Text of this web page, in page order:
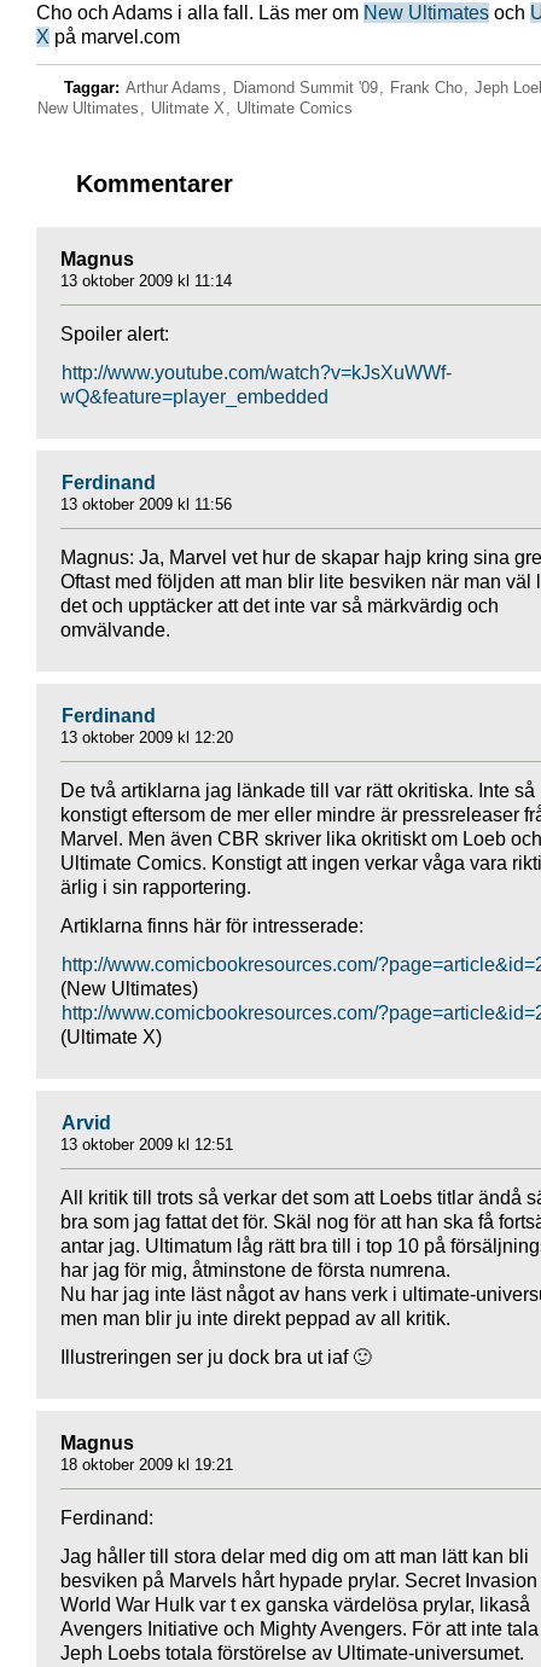
Cho och Adams i alla fall. Läs mer om New Ultimates och
X på marvel.com
Taggar: Arthur Adams , Diamond Summit '09, Frank Cho, Jeph
New Ultimates , Ulitmate X , Ultimate Comics
Kommentarer
Magnus
13 oktober 2009 kl 11:14
Spoiler alert:
http://www.youtube.com/watch?v=kJsXuWWf-
wQ&feature=player_embedded
Ferdinand
13 oktober 2009 kl 11:56
Magnus: Ja, Marvel vet hur de skapar hajp kring sina
Oftast med följden att man blir lite besviken när man väl
det och upptäcker att det inte var så märkvärdig och
omvälvande.
Ferdinand
13 oktober 2009 kl 12:20
De två artiklarna jag länkade till var rätt okritiska. Inte så
konstigt eftersom de mer eller mindre är pressreleaser
Marvel. Men även CBR skriver lika okritiskt om Loeb och
Ultimate Comics. Konstigt att ingen verkar våga vara
ärlig i sin rapportering.
Artiklarna finns här för intresserade:
http://www.comicbookresources.com/
(New Ultimates)
http://www.comicbookresources.com/
(Ultimate X)
Arvid
13 oktober 2009 kl 12:51
All kritik till trots så verkar det som att Loebs titlar ändå
bra som jag fattat det för. Skäl nog för att han ska få
antar jag. Ultimatum låg rätt bra till i top 10 på
har jag för mig, åtminstone de första numrena.
Nu har jag inte läst något av hans verk i ultimate-
men man blir ju inte direkt peppad av all kritik.
Illustreringen ser ju dock bra ut iaf 🙂
Magnus
18 oktober 2009 kl 19:21
Ferdinand:
Jag håller till stora delar med dig om att man lätt kan bli
besviken på Marvels hårt hypade prylar. Secret
World War Hulk var t ex ganska värdelösa prylar, likaså
Avengers Initiative och Mighty Avengers. För att inte
Jeph Loebs totala förstörelse av Ultimate-universumet.